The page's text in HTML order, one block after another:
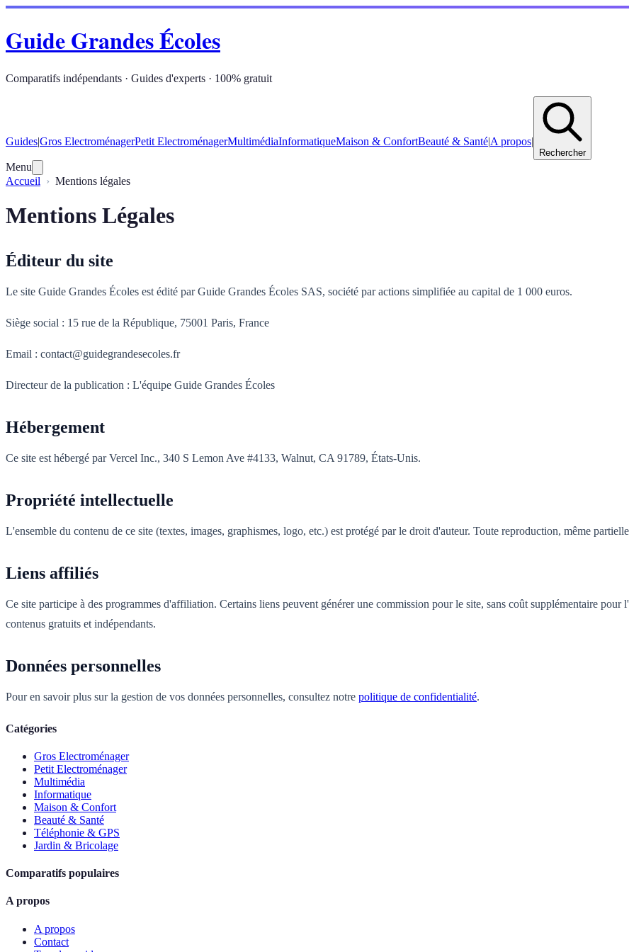
Guide Grandes Écoles
Comparatifs indépendants · Guides d'experts · 100% gratuit
Guides|Gros ElectroménagerPetit ElectroménagerMultimédiaInformatiqueMaison & ConfortBeauté & Santé|A propos|
Rechercher
Menu
Accueil
Mentions légales
Mentions Légales
Éditeur du site
Le site Guide Grandes Écoles est édité par Guide Grandes Écoles SAS, société par actions simplifiée au capital de 1 000 euros.
Siège social : 15 rue de la République, 75001 Paris, France
Email : contact@guidegrandesecoles.fr
Directeur de la publication : L'équipe Guide Grandes Écoles
Hébergement
Ce site est hébergé par Vercel Inc., 340 S Lemon Ave #4133, Walnut, CA 91789, États-Unis.
Propriété intellectuelle
L'ensemble du contenu de ce site (textes, images, graphismes, logo, etc.) est protégé par le droit d'auteur. Toute reproduction, même
Liens affiliés
Ce site participe à des programmes d'affiliation. Certains liens peuvent générer une commission pour le site, sans coût supplémentaire
contenus gratuits et indépendants.
Données personnelles
Pour en savoir plus sur la gestion de vos données personnelles, consultez notre politique de confidentialité.
Catégories
Gros Electroménager
Petit Electroménager
Multimédia
Informatique
Maison & Confort
Beauté & Santé
Téléphonie & GPS
Jardin & Bricolage
Comparatifs populaires
A propos
A propos
Contact